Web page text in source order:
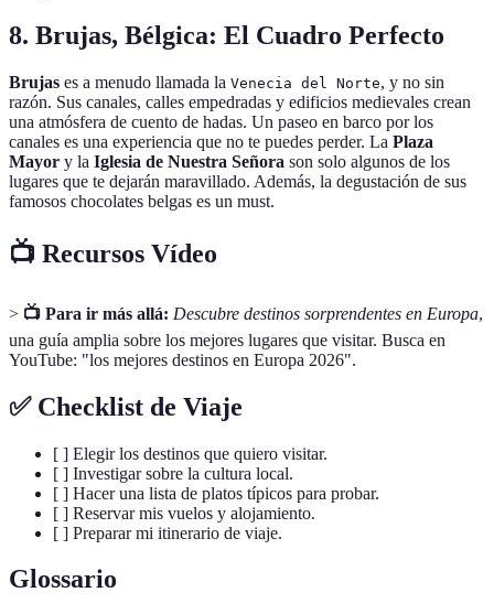
8. Brujas, Bélgica: El Cuadro Perfecto
Brujas es a menudo llamada la Venecia del Norte, y no sin
razón. Sus canales, calles empedradas y edificios medievales crean
una atmósfera de cuento de hadas. Un paseo en barco por los
canales es una experiencia que no te puedes perder. La Plaza
Mayor y la Iglesia de Nuestra Señora son solo algunos de los
lugares que te dejarán maravillado. Además, la degustación de sus
famosos chocolates belgas es un must.
📺 Recursos Vídeo
> 📺 Para ir más allá: Descubre destinos sorprendentes en Europa,
una guía amplia sobre los mejores lugares que visitar. Busca en
YouTube: "los mejores destinos en Europa 2026".
✅ Checklist de Viaje
[ ] Elegir los destinos que quiero visitar.
[ ] Investigar sobre la cultura local.
[ ] Hacer una lista de platos típicos para probar.
[ ] Reservar mis vuelos y alojamiento.
[ ] Preparar mi itinerario de viaje.
Glossario